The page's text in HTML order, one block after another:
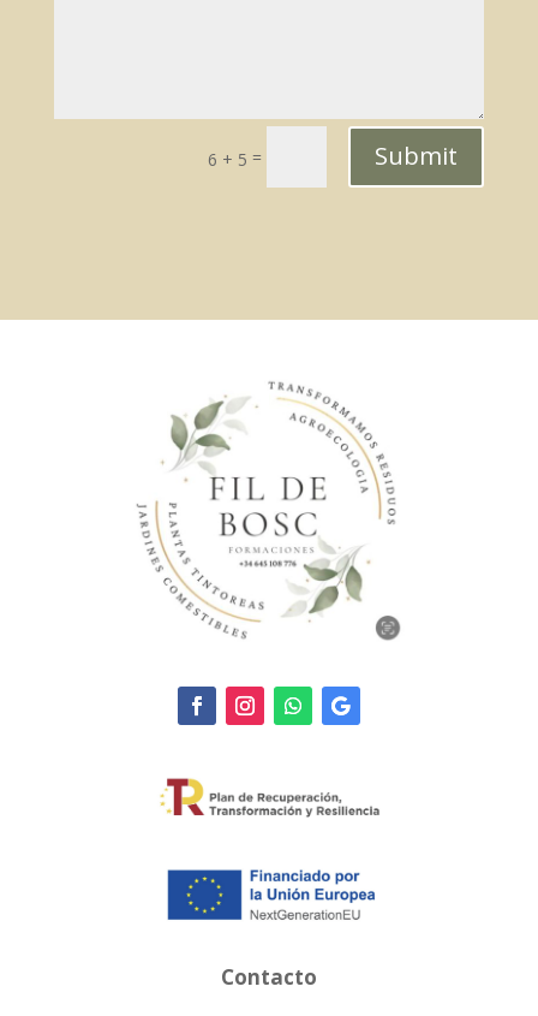
6 + 5 = Submit
Contacto